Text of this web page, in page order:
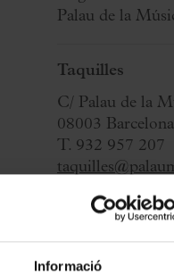
Informació
Palau de la
Taquilles
C/ Palau de la
08003 Barcelona
T. 932 957 207
De dilluns a
Diumenges i festius
abans dels concerts